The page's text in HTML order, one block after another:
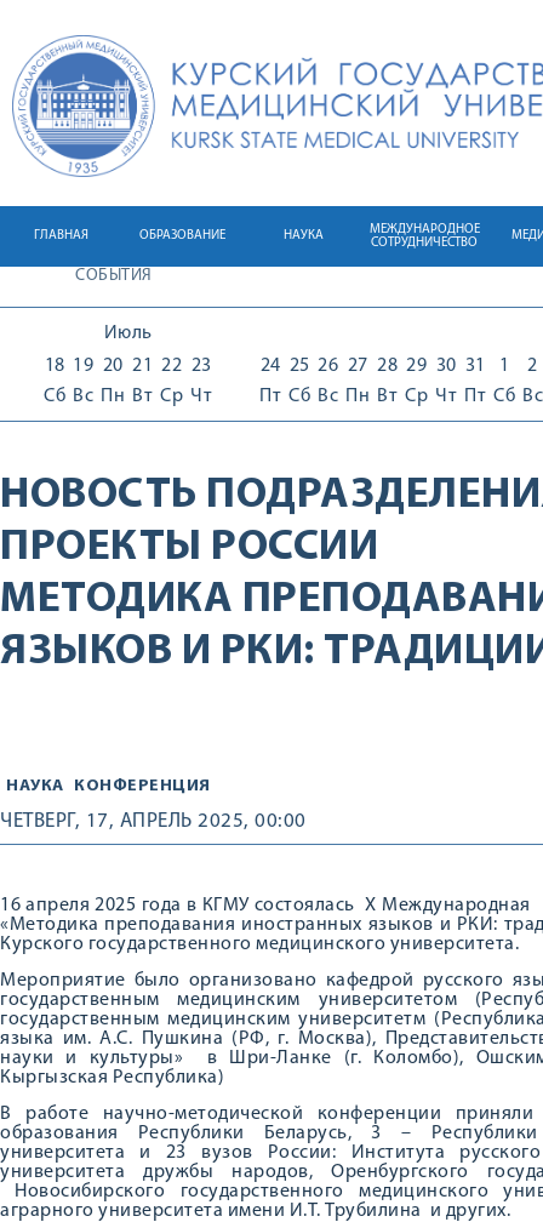
ГЛАВНАЯ ОБРАЗОВАНИЕ НАУКА
МЕЖДУНАРОДНОЕ
СОТРУДНИЧЕСТВО
СОБЫТИЯ
Июль
18
Сб
19
Вс
20
Пн
21
Вт
22
Ср
23
Чт
24
Пт
25
Сб
26
Вс
27
Пн
28
Вт
29
Ср
30
Чт
31
Пт
1
Сб
2
Вс
НОВОСТЬ
ПРОЕКТЫ РОССИИ
МЕТОДИКА
ЯЗЫКОВ И РКИ:
НАУКА КОНФЕРЕНЦИЯ
ЧЕТВЕРГ, 17, АПРЕЛЬ 2025, 00:00
16 апреля 2025 года в КГМУ состоялась Х
«Методика преподавания иностранных языков и РКИ:
Курского государственного медицинского университета.
Мероприятие было организовано кафедрой русского
государственным медицинским университетом
государственным медицинским университетм
языка им. А.С. Пушкина (РФ, г. Москва),
науки и культуры» в Шри-Ланке (г. Коломбо),
Кыргызская Республика)
В работе научно-методической конференции
образования Республики Беларусь, 3 – Республики
университета и 23 вузов России: Института
университета дружбы народов, Оренбургского
Новосибирского государственного медицинского
аграрного университета имени И.Т. Трубилина и других.